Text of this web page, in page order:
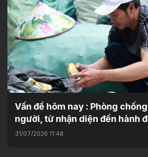
Vấn đề hôm nay : Phòng
người, từ nhận diện đến hành
31/07/2026 11:48